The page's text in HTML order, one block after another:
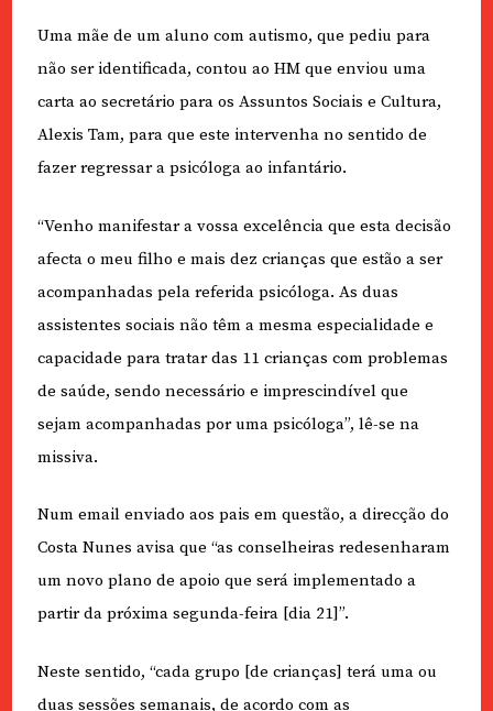
Uma mãe de um aluno com autismo, que pediu para
não ser identificada, contou ao HM que enviou uma
carta ao secretário para os Assuntos Sociais e Cultura,
Alexis Tam, para que este intervenha no sentido de
fazer regressar a psicóloga ao infantário.
“Venho manifestar a vossa excelência que esta decisão
afecta o meu filho e mais dez crianças que estão a ser
acompanhadas pela referida psicóloga. As duas
assistentes sociais não têm a mesma especialidade e
capacidade para tratar das 11 crianças com problemas
de saúde, sendo necessário e imprescindível que
sejam acompanhadas por uma psicóloga”, lê-se na
missiva.
Num email enviado aos pais em questão, a direcção do
Costa Nunes avisa que “as conselheiras redesenharam
um novo plano de apoio que será implementado a
partir da próxima segunda-feira [dia 21]”.
Neste sentido, “cada grupo [de crianças] terá uma ou
duas sessões semanais, de acordo com as